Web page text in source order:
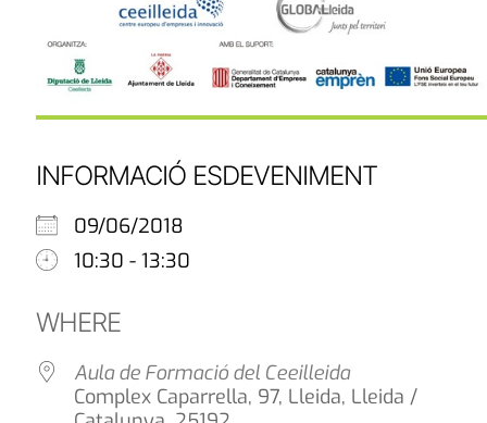
INFORMACIÓ ESDEVENIMENT
09/06/2018
10:30 - 13:30
WHERE
Aula de Formació del Ceeilleida
Complex Caparrella, 97, Lleida, Lleida /